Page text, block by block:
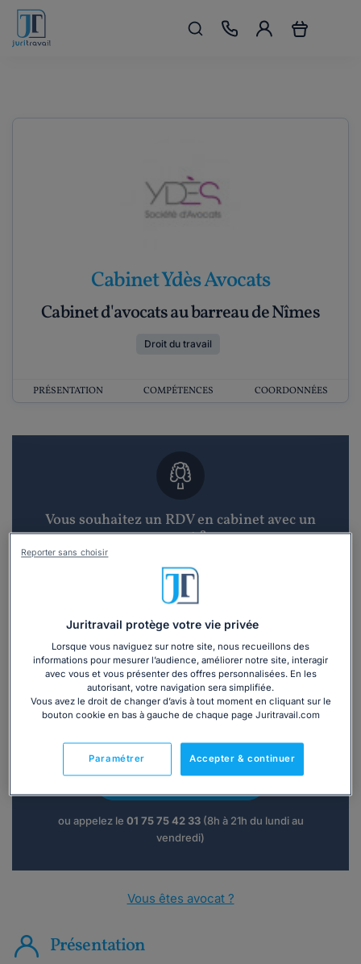
Cabinet Ydès Avocats
Cabinet d'avocats au barreau de Nîmes
Droit du travail
PRÉSENTATION COMPÉTENCES COORDONNÉES
Vous souhaitez un RDV en cabinet avec un
avocat ?
Recevoir des devis d'avocats
Vous souhaitez une consultation par
téléphone ?
Consulter immédiatement
ou appelez le 01 75 75 42 33(8h à 21h du lundi au
vendredi)
Vous êtes avocat ?
Présentation
Juritravail protège votre vie privée
Lorsque vous naviguez sur notre site, nous recueillons des
informations pour mesurer l’audience, améliorer notre site, interagir
avec vous et vous présenter des offres personnalisées. En les
autorisant, votre navigation sera simplifiée.
Vous avez le droit de changer d’avis à tout moment en cliquant sur le
bouton cookie en bas à gauche de chaque page Juritravail.com
Accepter & continuer
Paramétrer
Reporter sans choisir